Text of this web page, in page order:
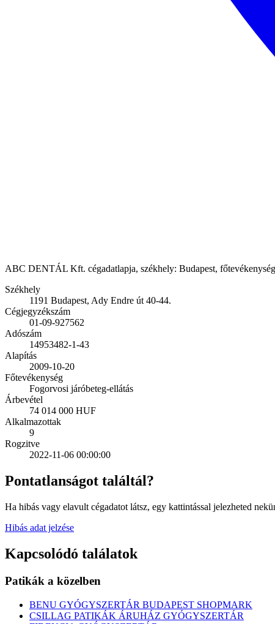
ABC DENTÁL Kft. cégadatlapja, székhely: Budapest,
Székhely
1191 Budapest, Ady Endre út 40-44.
Cégjegyzékszám
01-09-927562
Adószám
14953482-1-43
Alapítás
2009-10-20
Főtevékenység
Fogorvosi járóbeteg-ellátás
Árbevétel
74 014 000 HUF
Alkalmazottak
9
Rogzitve
2022-11-06 00:00:00
Pontatlanságot találtál?
Ha hibás vagy elavult cégadatot látsz, egy kattintással jelezheted
Hibás adat jelzése
Kapcsolódó találatok
Patikák a közelben
BENU GYÓGYSZERTÁR BUDAPEST SHOPMARK
CSILLAG PATIKÁK ÁRUHÁZ GYÓGYSZERTÁR